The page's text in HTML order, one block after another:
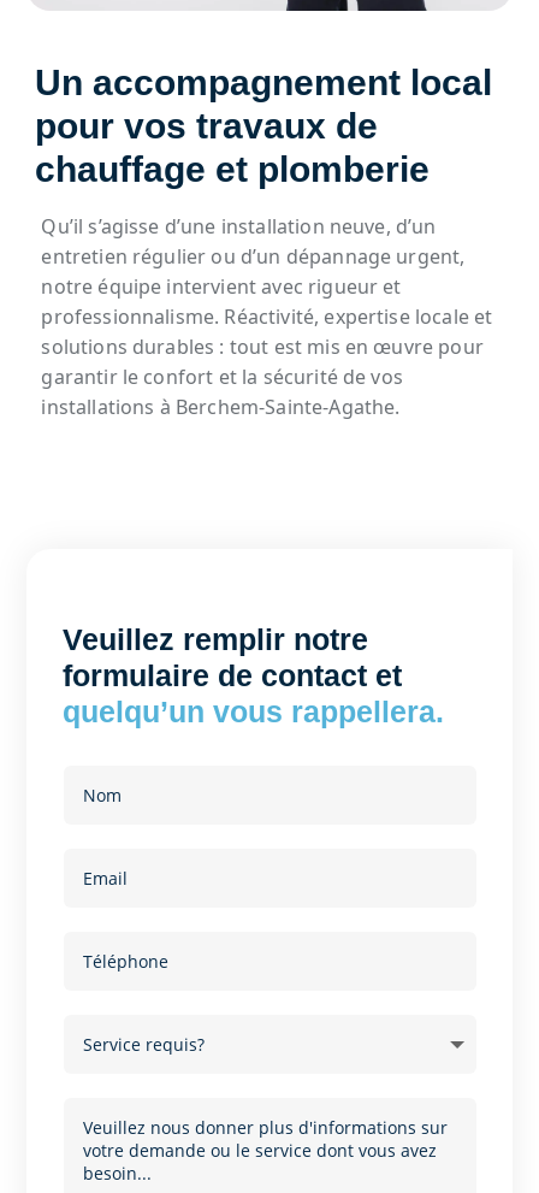
Un accompagnement local
pour vos travaux de
chauffage et plomberie
Qu’il s’agisse d’une installation neuve, d’un
entretien régulier ou d’un dépannage urgent,
notre équipe intervient avec rigueur et
professionnalisme. Réactivité, expertise locale et
solutions durables : tout est mis en œuvre pour
garantir le confort et la sécurité de vos
installations à Berchem-Sainte-Agathe.
Veuillez remplir notre
formulaire de contact et
quelqu’un vous rappellera.